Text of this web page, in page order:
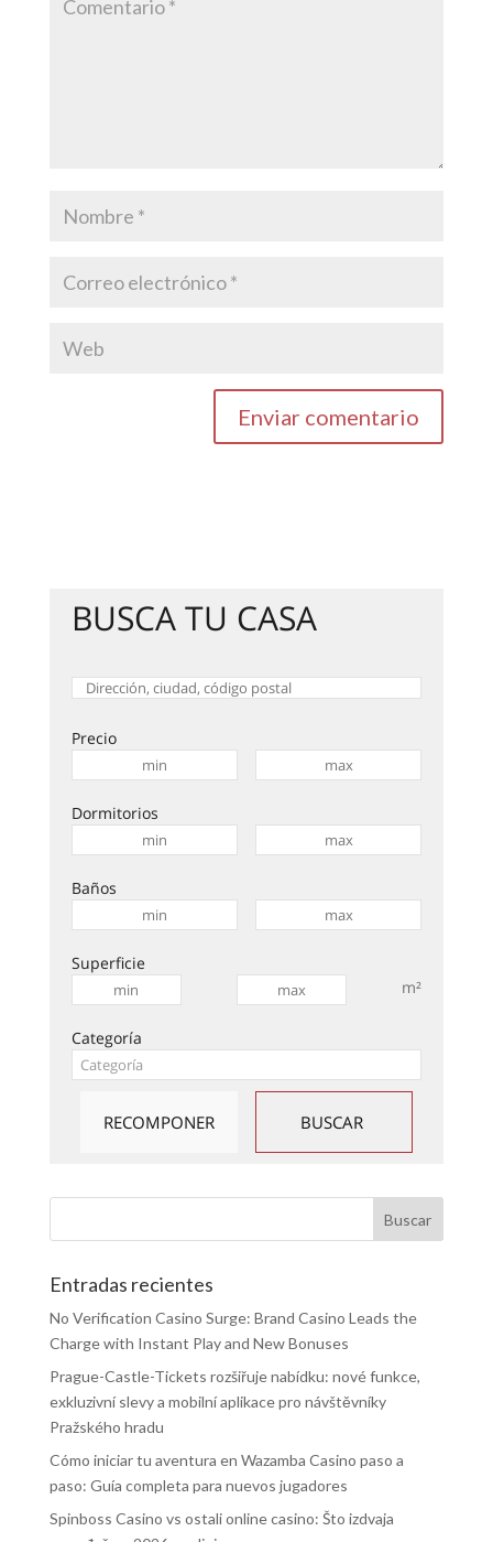
BUSCA TU CASA
Precio
Dormitorios
Baños
Superficie
m²
Categoría
Entradas recientes
No Verification Casino Surge: Brand Casino Leads the
Charge with Instant Play and New Bonuses
Prague-Castle-Tickets rozšiřuje nabídku: nové funkce,
exkluzivní slevy a mobilní aplikace pro návštěvníky
Pražského hradu
Cómo iniciar tu aventura en Wazamba Casino paso a
paso: Guía completa para nuevos jugadores
Spinboss Casino vs ostali online casino: Što izdvaja